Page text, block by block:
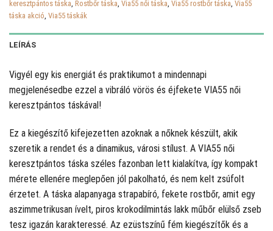
keresztpántos táska, Rostbőr táska, Via55 női táska, Via55 rostbőr táska, Via55
táska akció, Via55 táskák
LEÍRÁS
Vigyél egy kis energiát és praktikumot a mindennapi
megjelenésedbe ezzel a vibráló vörös és éjfekete VIA55 női
keresztpántos táskával!
Ez a kiegészítő kifejezetten azoknak a nőknek készült, akik
szeretik a rendet és a dinamikus, városi stílust. A VIA55 női
keresztpántos táska széles fazonban lett kialakítva, így kompakt
mérete ellenére meglepően jól pakolható, és nem kelt zsúfolt
érzetet. A táska alapanyaga strapabíró, fekete rostbőr, amit egy
aszimmetrikusan ívelt, piros krokodilmintás lakk műbőr elülső zseb
tesz igazán karakteressé. Az ezüstszínű fém kiegészítők és a